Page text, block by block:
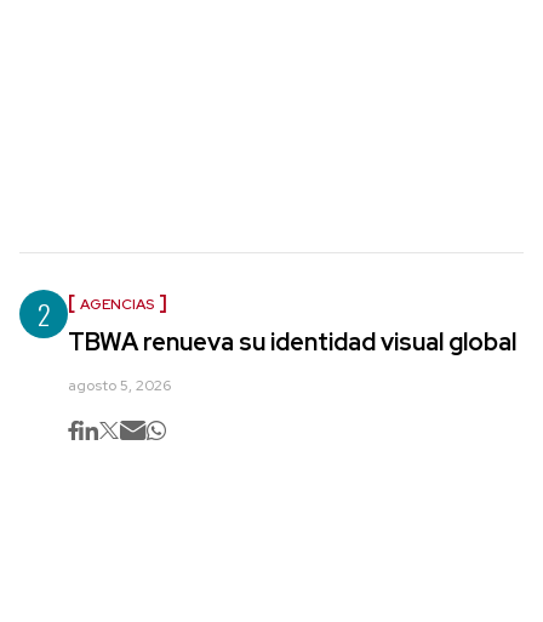
2 AGENCIAS
TBWA renueva su identidad visual global
agosto 5, 2026